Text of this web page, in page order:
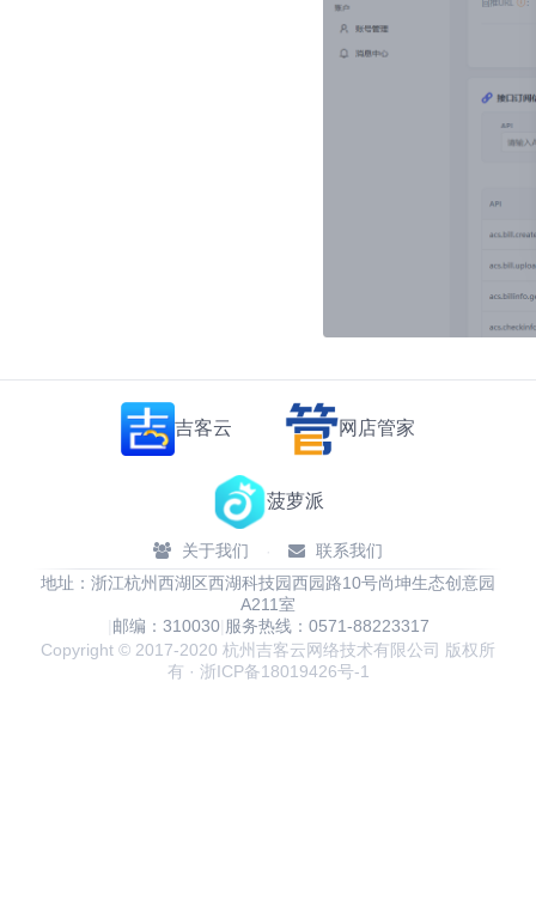
吉客云 网店管家
菠萝派
关于我们 ·
联系我们
地址：浙江杭州西湖区西湖科技园西园路10号尚坤生态创意园
A211室
邮编：310030| 服务热线：0571-88223317
Copyright © 2017-2020 杭州吉客云网络技术有限公司 版权所
有 · 浙ICP备18019426号-1